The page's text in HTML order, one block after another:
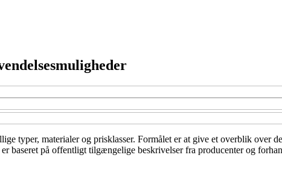
typer, materialer og prisklasser. Formålet er at give et overblik over
baseret på offentligt tilgængelige beskrivelser fra producenter og